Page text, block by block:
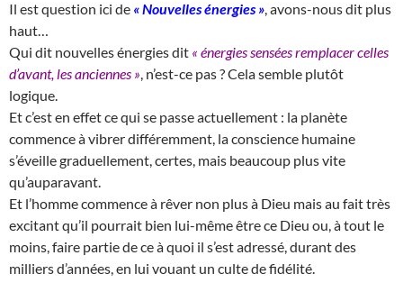
Il est question ici de « Nouvelles énergies » , avons-nous dit plus
haut…
Qui dit nouvelles énergies dit « énergies sensées remplacer celles
d’avant, les anciennes » , n’est-ce pas ? Cela semble plutôt
logique.
Et c’est en effet ce qui se passe actuellement : la planète
commence à vibrer différemment, la conscience humaine
s’éveille graduellement, certes, mais beaucoup plus vite
qu’auparavant.
Et l’homme commence à rêver non plus à Dieu mais au fait très
excitant qu’il pourrait bien lui-même être ce Dieu ou, à tout le
moins, faire partie de ce à quoi il s’est adressé, durant des
milliers d’années, en lui vouant un culte de fidélité.